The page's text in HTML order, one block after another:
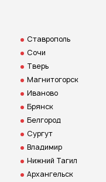
Ставрополь
Сочи
Тверь
Магнитогорск
Иваново
Брянск
Белгород
Сургут
Владимир
Нижний Тагил
Архангельск